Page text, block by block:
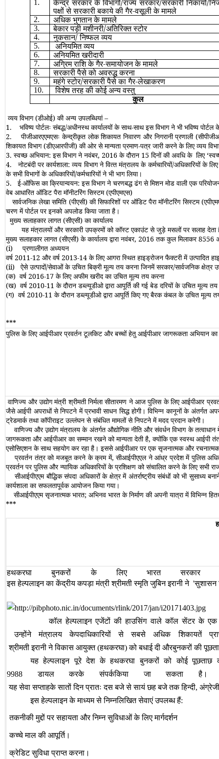
1. केन्द्र सरकार के विभागों/राज्य सरकार/सरकारी निकायों/
पक्षों से सरकारी बकाये की गैर-वसूली के मामले
2. अधिक भुगतान के मामले
3. बेकार पड़ी मशीनरी/अतिरिक्त स्टोर
4. नुकसान/निष्फल व्यय
5. अनियमित व्यय
6. अनियमित खरीदारी
7. अग्रिम राशि के गैर-समायोजन के मामले
8. सरकारी पैसे को अवरुद्ध करना
9. महंगे स्टोर/सरकारी पैसे का गैर-लेखाकरण
10.
विशेष तरह की कोई अन्य वस्तु
कुल
व्यय विभाग (डीओई) की अन्य उपलब्धियां –
1. भविष्य पोर्टलः संबद्ध/अधीनस्थ कार्यालयों के साथ-साथ इस विभाग ने भी भविष्य
2.पीजीआरएएमएसः केन्द्रीकृत लोक शिकायत निवारण और निगरानी प्रणाली
शिकायत विभाग (डीएआरपीजी) की ओर से मान्यता प्रमाण-पत्र जारी करने के लिए व्यय
3. स्‍वच्‍छ अभियान: इस विभाग ने नवंबर, 2016 के दौरान 15 दिनों की अवधि के लिए‘
4. नोटबंदी पर कार्यशाला: व्‍यय विभाग ने वित्‍त मंत्रालय के कर्मचारियों/अधिकारियों के
के सभी विभागों के अधिकारियों/कर्मचारियों ने भी भाग लिया।
5. ई-ऑफिस का क्रियान्‍वयन: इस विभाग ने चरणबद्ध ढंग से मिशन मोड वाली एक
वेब आधारित ऑडिट पैरा मॉनीटरिंग सिस्‍टम (एपीएमएस)
सार्वजनिक लेखा समिति (पीएसी) की सिफारिशों पर ऑडिट पैरा मॉनीटरिंग सिस्‍टम
चरण में पोर्टल पर इनको अपलोड किया जाता है।
मुख्य सलाहकार लागत (सीएसी) का कार्यालय
यह मंत्रालयों और सरकारी उपक्रमों को कॉस्‍ट एकाउंट से जुड़े मसलों पर सलाह देता
मुख्य सलाहकार लागत (सीएसी) के कार्यालय द्वारा नवंबर, 2016 तक कुल मिलाकर 8556
(i) प्रणालीगत अध्‍ययन
वर्ष 2011-12 और वर्ष 2013-14 के लिए आगरा स्थित हाइड्रोजन फैक्‍टरी में
(ii) ऐसे उत्‍पादों/सेवाओं के उचित बिक्री मूल्‍य तय करना जिनमें सरकार/सार्वजनिक क्षेत्र
(क) वर्ष 2016-17 के लिए अफीम खरीद का उचित मूल्‍य तय करना
(ख) वर्ष 2010-11 के दौरान डब्‍ल्‍यूडीओ द्वारा आपूर्ति की गई बेड दरियों के उचित मूल्‍य
(ग) वर्ष 2010-11 के दौरान डब्‍ल्‍यूडीओ द्वारा आपूर्ति किए गए बैरक कंबल के उचित मूल्‍य
***
पुलिस के लिए आईपीआर प्रवर्तन टूलकिट और बच्‍चों हेतु आईपीआर जागरूकता अभियान का
वाणिज्‍य और उद्योग मंत्री श्रीमती निर्मला सीतारमण ने आज पुलिस के लिए आईपीआर
जैसे आईपी अपराधों से निपटने में प्रभावी साधन सिद्ध होगी। विभिन्‍न कानूनों के
ट्रेडमार्क तथा कॉपीराइट उल्‍लंघन से संबंधित मामलों से निपटने में मदद प्रदान करेगी।
वाणिज्‍य और उ़द्योग मंत्रालय के अंतर्गत औद्योगिक नीति और संवर्धन विभाग के
जागरूकता और आईपीआर का सम्‍मान रखने को मान्‍यता देती है, क्‍योंकि एक स्‍वस्‍थ आईपी
एसोसिएशन के साथ सहयोग कर रहा है। इससे आईपीआर पर एक सृजनात्‍मक और
प्रवर्तन तंत्र को मजबूत करने के क्रम में, सीआईपीएएल ने आंध्र प्रदेश में पुलिस
प्रवर्तन पर पुलिस और न्‍यायिक अधिकारियों के प्रशिक्षण को संचालित करने के लिए सभी
सीआईपीएएम बौद्धिक संपदा अधिका‍रों के क्षेत्र में अंतर्राष्‍ट्रीय संबंधों को भी सुसाध्‍य
कार्यशाला का सफलतापूर्वक आयोजन किया गया।
सीआईपीएएम सृजनात्‍मक भारत; अभिनव भारत के निर्माण की अपनी यात्रा में विभिन्‍न
***
हथकरघा बुनकरों के लिए भारत
सरकार
इसहेल्पलाइनकाकेंद्रीयकपड़ामंत्रीश्रीमतीस्मृतिजुबिनइरानीने 'सुशासन
कॉल हेल्पलाइन एजेंटों की हाउसिंग वाले कॉल सेंटर के एक
उन्होंने
मंत्रालय केपदाधिकारियों से सबसे अधिक शिकायतें
श्रीमतीइरानीनेविकासआयुक्त(हथकरघा)कोबधाईदीऔरबुनकरोंकी
यह हेल्पलाइन पूरे देश के हथकरघा बुनकरों को कोई पूछताछ
9988डायल करके संपर्ककिया जा सकता
है।
यहसेवासप्ताहकेसातोंदिनप्रातः दसबजेसेसायंछहबजेतकहिन्दी, अंग्रेजी
इसहेल्पलाइनकेमाध्यमसेनिम्नलिखितसेवाएंउपलब्धहैं:
तकनीकीमुद्दोंपरसहायताऔरनिम्नसुविधाओंकेलिएमार्गदर्शन
कच्चेमालकीआपूर्ति।
क्रेडिटसुविधाप्राप्तकरना।